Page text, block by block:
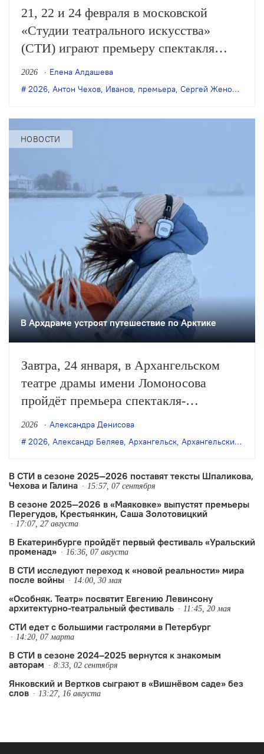
21, 22 и 24 февраля в московской
«Студии театрального искусства»
(СТИ) играют премьеру спектакля
художественного руководителя театра
Сергея Женовача «Чеховъ. Ивановъ.
2026
Елена Алдашева
2026, Антон Чехов, Иванов, премьера, Сергей Женовач
НОВОСТИ
В Архдраме устроят путешествие по Арктике
Завтра, 24 января, в Архангельском
театре драмы имени Ломоносова
пройдёт премьера спектакля-
променада Георгия Диевского
«Арктика за гранью фантастики» по
Арктики».
2026
Александра Денисова
2026, Александр Беляев, Архангельск, Архангельский театр драмы
В СТИ в сезоне 2025—2026 поставят тексты Шпаликова,
Чехова и Галина
15:57, 07 сентября
В сезоне 2025—2026 в «Маяковке» выпустят премьеры
Перегудов, Крестьянкин, Саша Золотовицкий
17:07, 27 августа
В Екатеринбурге пройдёт первый фестиваль «Уральский
променад»
16:36, 07 августа
В СТИ исследуют переход к «новой реальности» мира
после войны
14:00, 30 мая
«Особняк. Театр» посвятит Евгению Левинсону
архитектурно-театральный фестиваль
11:45, 20 мая
СТИ едет с большими гастролями в Петербург
14:20, 07 марта
В СТИ в сезоне 2024–2025 вернутся к знакомым
авторам
8:33, 02 сентября
Янковский и Вертков сыграют в «Вишнёвом саде» без
слов
13:27, 16 августа